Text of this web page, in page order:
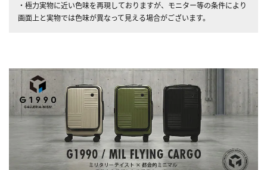
・極力実物に近い色味を再現しておりますが、モニター等の条件により
画面上と実物では色味が異なって見える場合がございます。